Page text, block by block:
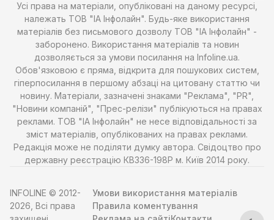
Усі права на матеріали, опубліковані на даному ресурсі,
належать ТОВ "ІА Інфолайн". Будь-яке використання
матеріалів без письмового дозволу ТОВ "ІА Інфолайн" -
заборонено. Використання матеріалів та новин
дозволяється за умови посилання на Infoline.ua.
Обов'язковою є пряма, відкрита для пошукових систем,
гіперпосилання в першому абзаці на цитовану статтю чи
новину. Матеріали, зазначені знаками "Реклама", "PR",
"Новини компаній", "Прес-релізи" публікуються на правах
реклами. ТОВ "ІА Інфолайн" не несе відповідальності за
зміст матеріалів, опублікованих на правах реклами.
Редакція може не поділяти думку автора. Свідоцтво про
державну реєстрацію КВ336-198Р м. Київ 2014 року.
INFOLINE © 2012-
2026, Всі права
Умови використання матеріалів
Правила коментування